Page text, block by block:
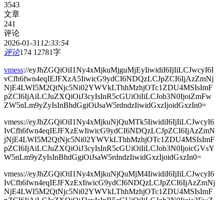
3543
文章
241
评论
2026-01-31 12:33:54
评论174 12781字
vmess://eyJhZGQiOiI1Ny4xMjkuMjguMjEyIiwidiI6IjIiLCJwcyI6I
vCfh6fwn4eqIEJFXzA5IiwicG9ydCI6NDQzLCJpZCI6IjAzZmNj
NjE4LWI5M2QtNjc5Ni02YWVkLThhMzhjOTc1ZDU4MSIsImF
pZCI6IjAiLCJuZXQiOiJ3cyIsInR5cGUiOiIiLCJob3N0IjoiZmFw
ZW5nLm9yZyIsInBhdGgiOiJsaW5rdndzIiwidGxzIjoidGxzIn0=
vmess://eyJhZGQiOiI1Ny4xMjkuNjQuMTk5IiwidiI6IjIiLCJwcyI6
IvCfh6fwn4eqIEJFXzEwIiwicG9ydCI6NDQzLCJpZCI6IjAzZmN
jNjE4LWI5M2QtNjc5Ni02YWVkLThhMzhjOTc1ZDU4MSIsImF
pZCI6IjAiLCJuZXQiOiJ3cyIsInR5cGUiOiIiLCJob3N0IjoicGVsY
W5nLm9yZyIsInBhdGgiOiJsaW5rdndzIiwidGxzIjoidGxzIn0=
vmess://eyJhZGQiOiI1Ny4xMjkuNjQuMjM4IiwidiI6IjIiLCJwcyI6
IvCfh6fwn4eqIEJFXzExIiwicG9ydCI6NDQzLCJpZCI6IjAzZmNj
NjE4LWI5M2QtNjc5Ni02YWVkLThhMzhjOTc1ZDU4MSIsImF